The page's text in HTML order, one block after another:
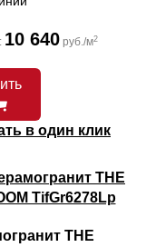
10 640 руб./м2
в один клик
THE